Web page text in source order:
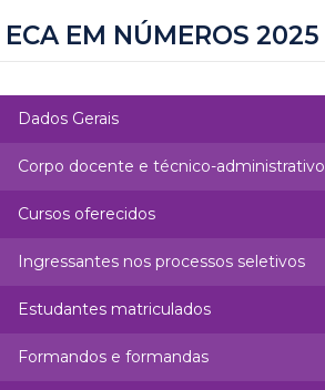
ECA EM NÚMEROS 2025
Dados Gerais
Corpo docente e técnico-administrativo
Cursos oferecidos
Ingressantes nos processos seletivos
Estudantes matriculados
Formandos e formandas